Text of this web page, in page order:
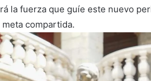
la fuerza que guíe este nuevo
compartida.